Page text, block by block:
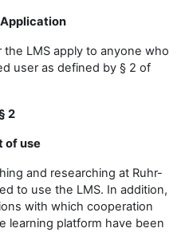
LMS apply to anyone who
user as defined by § 2 of
2
of use
and researching at Ruhr-
to use the LMS. In addition,
with which cooperation
learning platform have been